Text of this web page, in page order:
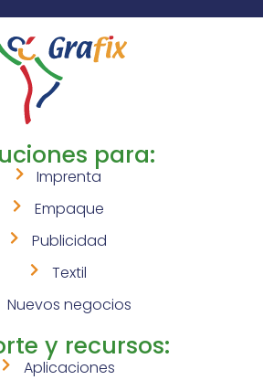
para:
Imprenta
Empaque
Publicidad
Textil
Nuevos negocios
y recursos:
Aplicaciones